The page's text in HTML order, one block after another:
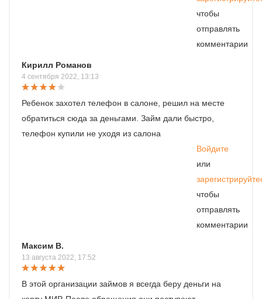
чтобы
отправлять
комментарии
Кирилл Романов
4 сентября 2022, 13:13
Ребенок захотел телефон в салоне, решил на месте
обратиться сюда за деньгами. Займ дали быстро,
телефон купили не уходя из салона
Войдите
или
чтобы
отправлять
комментарии
Максим В.
13 августа 2022, 17:52
В этой организации займов я всегда беру деньги на